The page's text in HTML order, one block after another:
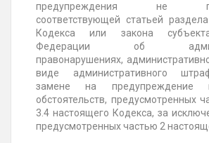
предупреждения не
соответствующей статьей
Кодекса или закона
Федерации об
правонарушениях,
виде административного
замене на предупреждение
обстоятельств, предусмотренных
3.4 настоящего Кодекса, за
предусмотренных частью 2